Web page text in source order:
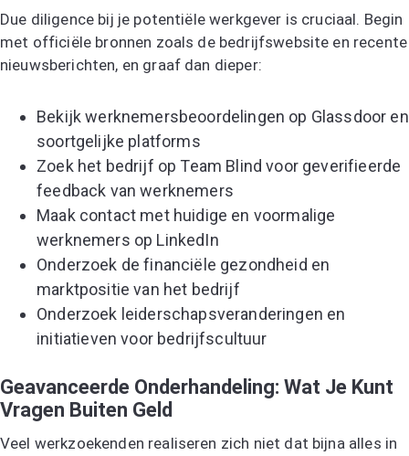
Due diligence bij je potentiële werkgever is cruciaal. Begin
met officiële bronnen zoals de bedrijfswebsite en recente
nieuwsberichten, en graaf dan dieper:
Bekijk werknemersbeoordelingen op Glassdoor en
soortgelijke platforms
Zoek het bedrijf op Team Blind voor geverifieerde
feedback van werknemers
Maak contact met huidige en voormalige
werknemers op LinkedIn
Onderzoek de financiële gezondheid en
marktpositie van het bedrijf
Onderzoek leiderschapsveranderingen en
initiatieven voor bedrijfscultuur
Geavanceerde Onderhandeling: Wat Je Kunt
Vragen Buiten Geld
Veel werkzoekenden realiseren zich niet dat bijna alles in